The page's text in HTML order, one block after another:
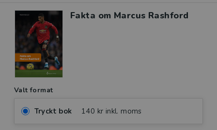
Fakta om Marcus Rashford
Valt format
Tryckt bok 140 kr inkl. moms